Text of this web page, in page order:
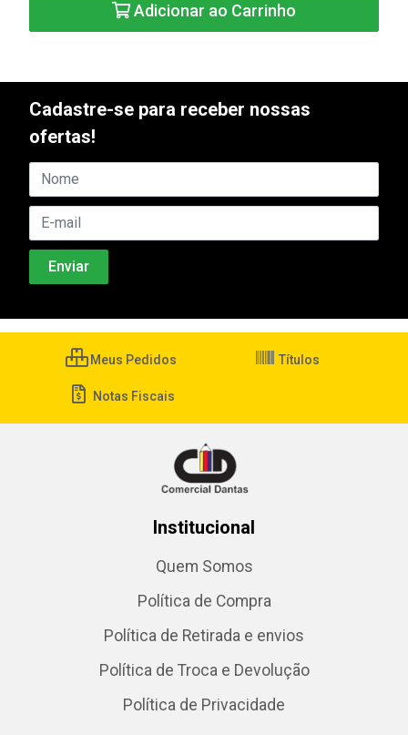
Adicionar ao Carrinho
Cadastre-se para receber nossas
ofertas!
Meus Pedidos Títulos
Notas Fiscais
Institucional
Quem Somos
Política de Compra
Política de Retirada e envios
Política de Troca e Devolução
Política de Privacidade